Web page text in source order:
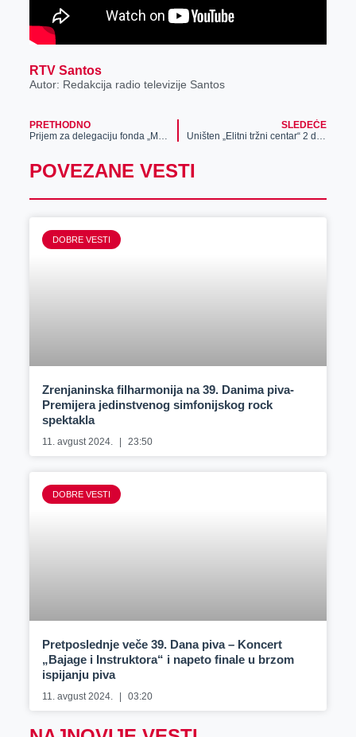
RTV Santos
Autor: Redakcija radio televizije Santos
PRETHODNO
Prijem za delegaciju fonda „Mladen Selak“
SLEDEĆE
Uništen „Elitni tržni centar“ 2 deo (foto)
POVEZANE VESTI
DOBRE VESTI
Zrenjaninska filharmonija na 39. Danima piva-
Premijera jedinstvenog simfonijskog rock
spektakla
11. avgust 2024. 23:50
DOBRE VESTI
Pretposlednje veče 39. Dana piva – Koncert
„Bajage i Instruktora“ i napeto finale u brzom
ispijanju piva
11. avgust 2024. 03:20